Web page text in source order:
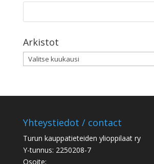
Arkistot
Arkistot
Yhteystiedot / contact
Turun kauppatieteiden ylioppilaat ry
Y-tunnus: 2250208-7
Osoite: